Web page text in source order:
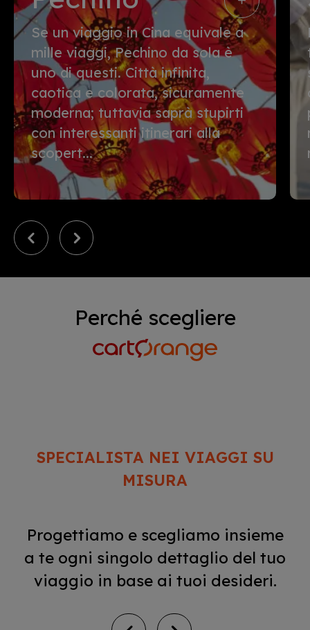
Se un viaggio in Cina equivale a
mille viaggi, Pechino da sola è
uno di questi. Città infinita,
caotica e colorata, sicuramente
moderna; tuttavia saprà stupirti
con interessanti itinerari alla
scopert...
Perché scegliere
SPECIALISTA NEI VIAGGI SU
MISURA
Progettiamo e scegliamo insieme
a te ogni singolo dettaglio del tuo
viaggio in base ai tuoi desideri.